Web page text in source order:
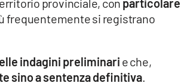
provinciale, con particolare
frequentemente si registrano
indagini preliminari e che,
sino a sentenza definitiva.